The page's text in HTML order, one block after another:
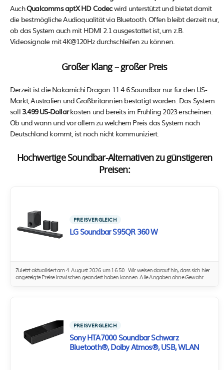
AuchQualcomms aptX HD Codecwird unterstützt und bietet damit
die bestmögliche Audioqualität via Bluetooth. Offen bleibt derzeit nur,
ob das System auch mit HDMI 2.1 ausgestattet ist, um z.B.
Videosignale mit 4K@120Hz durchschleifen zu können.
Großer Klang – großer Preis
Derzeit ist die Nakamichi Dragon 11.4.6 Soundbar nur für den US-
Markt, Australien und Großbritannien bestätigt worden. Das System
soll 3.499 US-Dollarkosten und bereits im Frühling 2023 erscheinen.
Ob und wann und vor allem zu welchem Preis das System nach
Deutschland kommt, ist noch nicht kommuniziert.
Hochwertige Soundbar-Alternativen zu günstigeren
Preisen:
PREISVERGLEICH
LG Soundbar S95QR 360 W
Zuletzt aktualisiert am 4. August 2026 um 16:50 . Wir weisen darauf hin, dass sich hier
angezeigte Preise inzwischen geändert haben können. Alle Angaben ohne Gewähr.
PREISVERGLEICH
Sony HTA7000 Soundbar Schwarz
Bluetooth®, Dolby Atmos®, USB, WLAN